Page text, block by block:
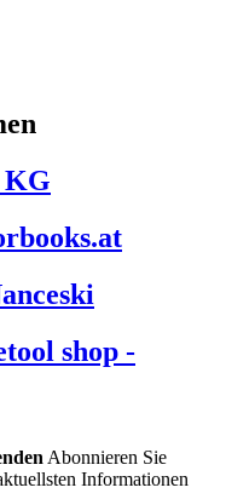
KG
shop -
Abonnieren Sie
Informationen